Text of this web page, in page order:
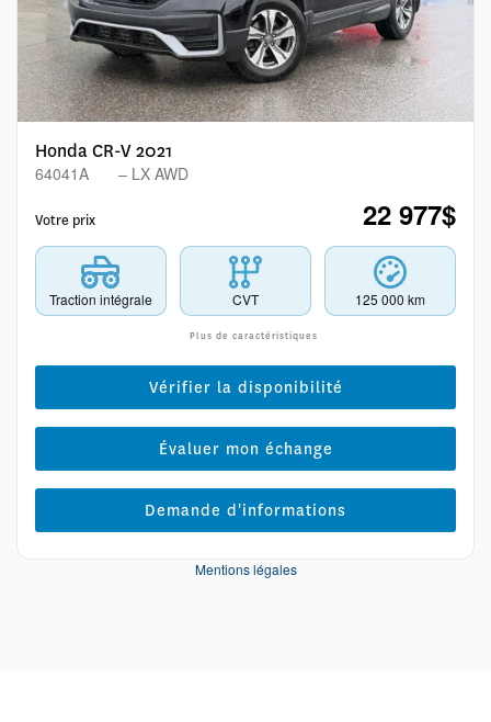
Honda CR-V 2021
64041A – LX AWD
Votre prix 22 977$
Traction intégrale CVT 125 000 km
Plus de caractéristiques
Vérifier la disponibilité
Évaluer mon échange
Demande d'informations
Mentions légales